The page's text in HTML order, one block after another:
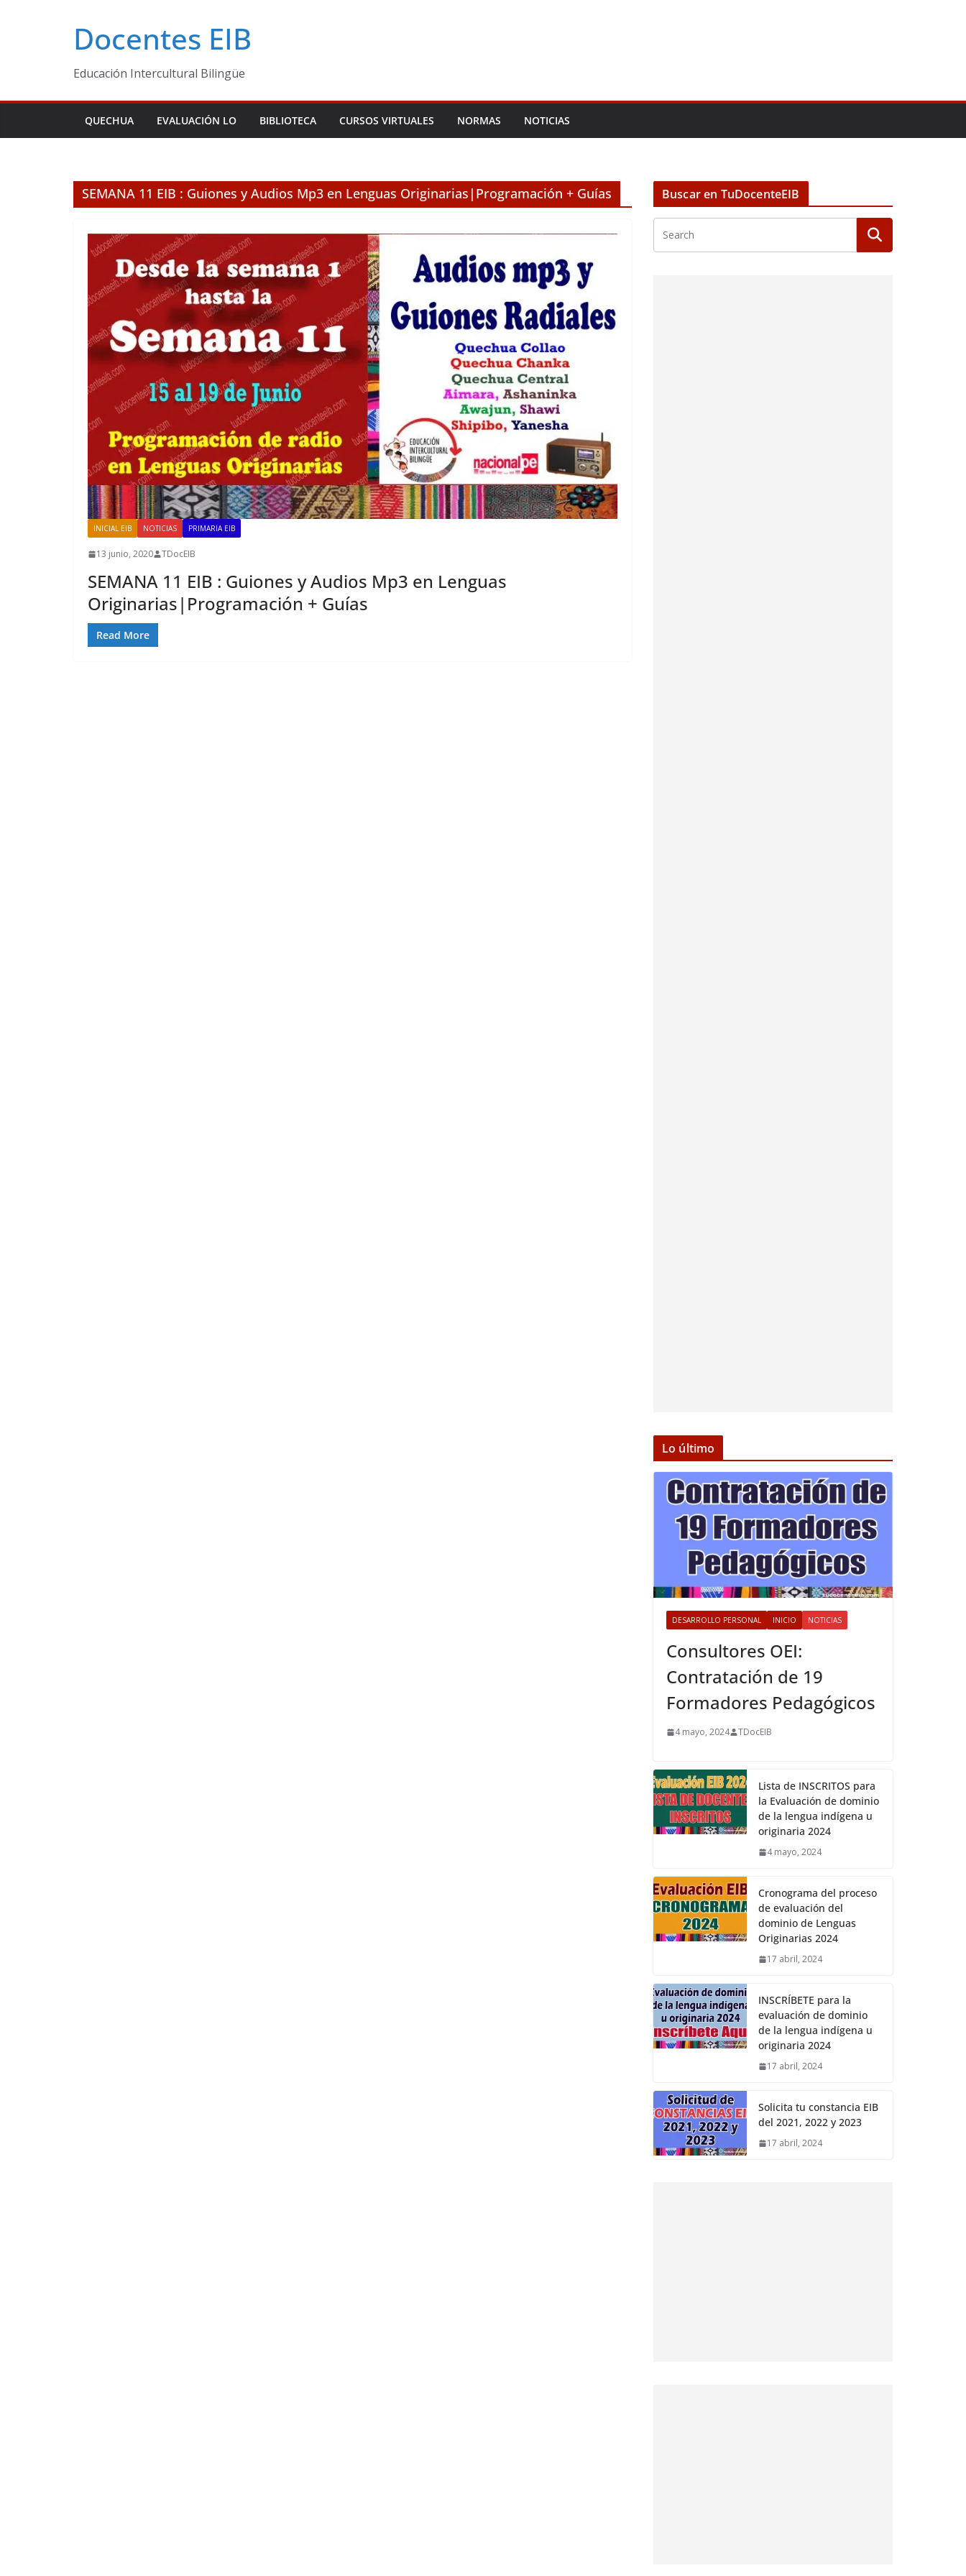
Docentes EIB
Educación Intercultural Bilingüe
QUECHUA EVALUACIÓN LO BIBLIOTECA CURSOS VIRTUALES NORMAS NOTICIAS
SEMANA 11 EIB : Guiones y Audios Mp3 en Lenguas Originarias|Programación + Guías
INICIAL EIB NOTICIAS PRIMARIA EIB
13 junio, 2020 TDocEIB
SEMANA 11 EIB : Guiones y Audios Mp3 en Lenguas
Originarias|Programación + Guías
Read More
Buscar en TuDocenteEIB
Lo último
DESARROLLO PERSONAL INICIO NOTICIAS
Consultores OEI:
Contratación de 19
Formadores Pedagógicos
4 mayo, 2024 TDocEIB
Lista de INSCRITOS para
la Evaluación de dominio
de la lengua indígena u
originaria 2024
4 mayo, 2024
Cronograma del proceso
de evaluación del
dominio de Lenguas
Originarias 2024
17 abril, 2024
INSCRÍBETE para la
evaluación de dominio
de la lengua indígena u
originaria 2024
17 abril, 2024
Solicita tu constancia EIB
del 2021, 2022 y 2023
17 abril, 2024